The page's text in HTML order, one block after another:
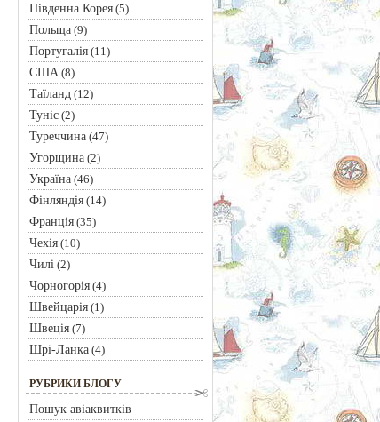
Південна Корея(5)
Польща(9)
Португалія(11)
США(8)
Таїланд(12)
Туніс(2)
Туреччина(47)
Угорщина(2)
Україна(46)
Фінляндія(14)
Франція(35)
Чехія(10)
Чилі(2)
Чорногорія(4)
Швейцарія(1)
Швеція(7)
Шрі-Ланка(4)
РУБРИКИ БЛОГУ
Пошук авіаквитків